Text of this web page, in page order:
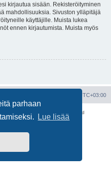
parhaan
Lue lisää
kirjautua sisään. Rekisteröityminen
mahdollisuuksia. Sivuston ylläpitäjä
käyttäjille. Muista lukea
ennen kirjautumista. Muista myös
UTC+03:00
® Forum Software © phpBB Limited
harritapio, Pettis)